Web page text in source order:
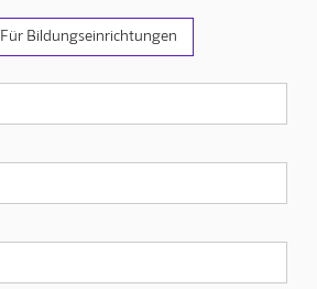
Für Bildungseinrichtungen